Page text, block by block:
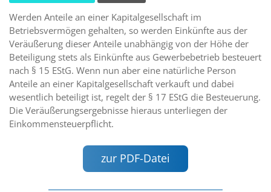
Werden Anteile an einer Kapitalgesellschaft im
Betriebsvermögen gehalten, so werden Einkünfte aus der
Veräußerung dieser Anteile unabhängig von der Höhe der
Beteiligung stets als Einkünfte aus Gewerbebetrieb besteuert
nach § 15 EStG. Wenn nun aber eine natürliche Person
Anteile an einer Kapitalgesellschaft verkauft und dabei
wesentlich beteiligt ist, regelt der § 17 EStG die Besteuerung.
Die Veräußerungsergebnisse hieraus unterliegen der
Einkommensteuerpflicht.
zur PDF-Datei